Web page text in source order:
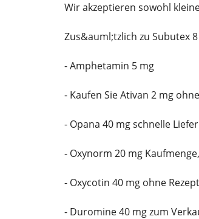
Wir akzeptieren sowohl
Zus&auml;tzlich zu Subutex
- Amphetamin 5 mg
- Kaufen Sie Ativan 2 mg
- Opana 40 mg schnelle
- Oxynorm 20 mg
- Oxycotin 40 mg ohne Rezept
- Duromine 40 mg zum